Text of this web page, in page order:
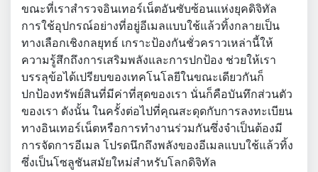
ขณะที่เราสำรวจอินเทอร์เน็ตอันซับซ้อนแห่งยุคดิจิทัล
การใช้อุปกรณ์อย่างที่อยู่อีเมลแบบใช้แล้วทิ้งกลายเป็น
ทางเลือกเชิงกลยุทธ์ เกราะป้องกันชั่วคราวเหล่านี้ให้
ความรู้สึกถึงการเสริมพลังและการปกป้อง ช่วยให้เรา
บรรลุข้อได้เปรียบของเทคโนโลยีในขณะเดียวกันก็
ปกป้องทรัพย์สินที่มีค่าที่สุดของเรา นั่นก็คือบันทึกส่วนตัว
ของเรา ดังนั้น ในครั้งต่อไปที่คุณสะดุดกับการลงทะเบียน
ทางอินเทอร์เน็ตหรือการทำงานร่วมกันซึ่งจำเป็นต้องมี
การจัดการอีเมล โปรดนึกถึงพลังของอีเมลแบบใช้แล้วทิ้ง
ซึ่งเป็นโซลูชันสมัยใหม่สำหรับโลกดิจิทัล